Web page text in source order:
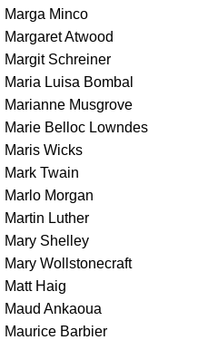
Marga Minco
Margaret Atwood
Margit Schreiner
Maria Luisa Bombal
Marianne Musgrove
Marie Belloc Lowndes
Maris Wicks
Mark Twain
Marlo Morgan
Martin Luther
Mary Shelley
Mary Wollstonecraft
Matt Haig
Maud Ankaoua
Maurice Barbier